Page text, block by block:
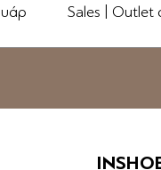
Sales | Outlet